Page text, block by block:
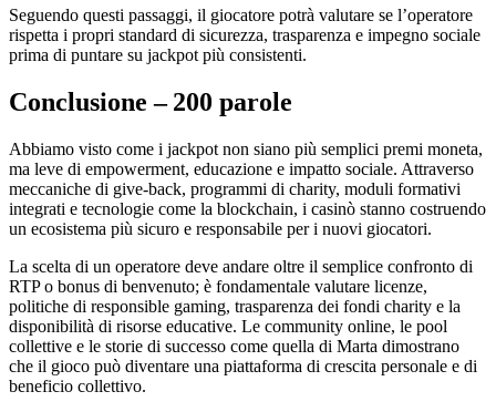
Seguendo questi passaggi, il giocatore potrà valutare se l’operatore
rispetta i propri standard di sicurezza, trasparenza e impegno sociale
prima di puntare su jackpot più consistenti.
Conclusione – 200 parole
Abbiamo visto come i jackpot non siano più semplici premi moneta,
ma leve di empowerment, educazione e impatto sociale. Attraverso
meccaniche di give‑back, programmi di charity, moduli formativi
integrati e tecnologie come la blockchain, i casinò stanno costruendo
un ecosistema più sicuro e responsabile per i nuovi giocatori.
La scelta di un operatore deve andare oltre il semplice confronto di
RTP o bonus di benvenuto; è fondamentale valutare licenze,
politiche di responsible gaming, trasparenza dei fondi charity e la
disponibilità di risorse educative. Le community online, le pool
collettive e le storie di successo come quella di Marta dimostrano
che il gioco può diventare una piattaforma di crescita personale e di
beneficio collettivo.